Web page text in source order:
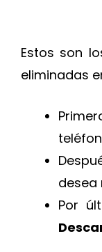
Estos son
eliminadas
desea
Por